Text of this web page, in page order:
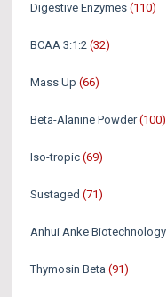
Digestive Enzymes (110)
BCAA 3:1:2 (32)
Mass Up (66)
Beta-Alanine Powder (100)
Iso-tropic (69)
Sustaged (71)
Anhui Anke Biotechnology
Thymosin Beta (91)